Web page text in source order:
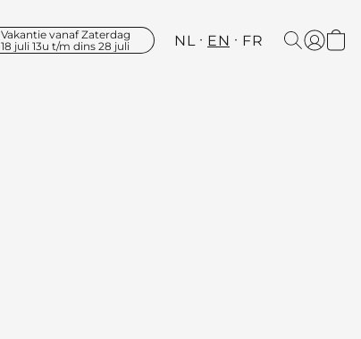
Vakantie vanaf Zaterdag
18 juli 13u t/m dins 28 juli
NL EN FR